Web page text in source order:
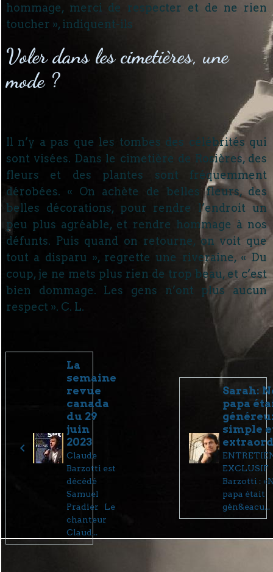
hommage, merci de respecter et de ne rien
toucher », indiquent-ils
Voler dans les cimetières, une
mode ?
Il n’y a pas que les tombes des célébrités qui
sont visées. Dans le cimetière de Rosières, des
fleurs et des plantes sont fréquemment
dérobées. « On achète de belles fleurs, des
belles décorations, pour rendre l’endroit un
peu plus agréable, et rendre hommage à nos
défunts. Puis quand on retourne, on voit que
tout a disparu », regrette une riveraine, « Du
coup, je ne mets plus rien de trop beau, et c’est
bien dommage. Les gens n’ont plus aucun
respect ». C. L.
La
semaine
revue
canada
du 29
juin
2023
Claude
Barzotti est
décédé
Samuel
Pradier Le
chanteur
Claud...
Sarah:
papa
simple
EXCLUSIF
Barzotti :
papa était
gén&eacu...